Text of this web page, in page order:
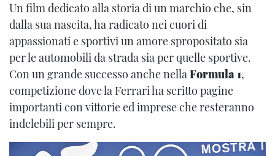
Un film dedicato alla storia di un marchio che, sin
dalla sua nascita, ha radicato nei cuori di
appassionati e sportivi un amore spropositato sia
per le automobili da strada sia per quelle sportive.
Con un grande successo anche nellaFormula 1,
competizione dove la Ferrari ha scritto pagine
importanti con vittorie ed imprese che resteranno
indelebili per sempre.